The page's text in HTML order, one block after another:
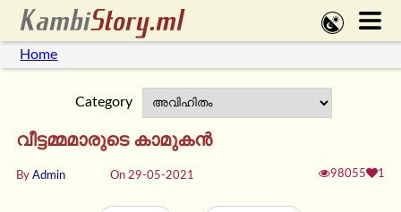
Home
Category
വീട്ടമ്മമാരുടെ കാമുകൻ
By Admin On 29-05-2021 98055 1